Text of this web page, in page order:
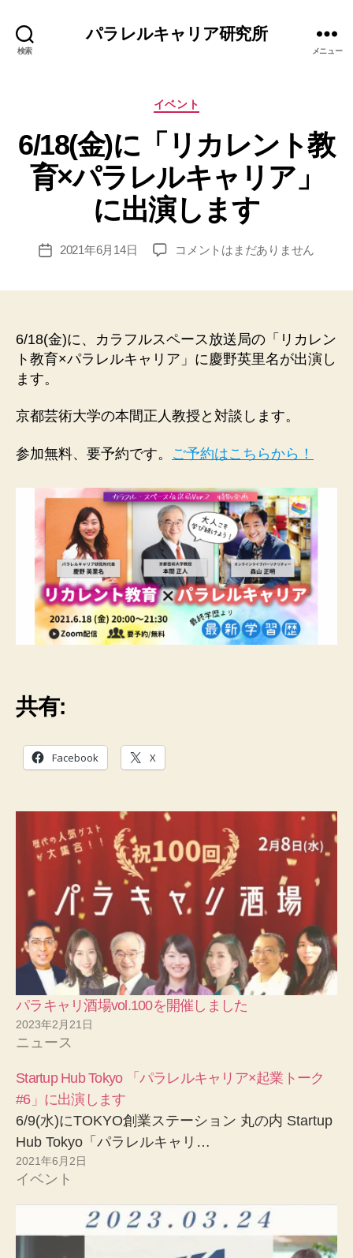
検索
パラレルキャリア研究所
メニュー
カ
ゴ
リ
ー
イベント
6/18(金)に「リカレント教
育×パラレルキャリア」
に出演します
稿
成
者
エ
ナ
投
2021年6月14日
6/18(金)
ン
ト
パ
レ
キ
ャ
リ
ア」
に
出
演
し
す
コメントはまだありません
6/18(金)に、カラフルスペース放送局の「リカレン
ト教育×パラレルキャリア」に慶野英里名が出演し
ます。
京都芸術大学の本間正人教授と対談します。
参加無料、要予約です。 ご予約はこちらから！
共有:
Facebook X
パラキャリ酒場vol.100を開催しました
2023年2月21日
ニュース
Startup Hub Tokyo 「パラレルキャリア×起業トーク
#6」に出演します
6/9(水)にTOKYO創業ステーション 丸の内 Startup
Hub Tokyo「パラレルキャリ…
2021年6月2日
イベント